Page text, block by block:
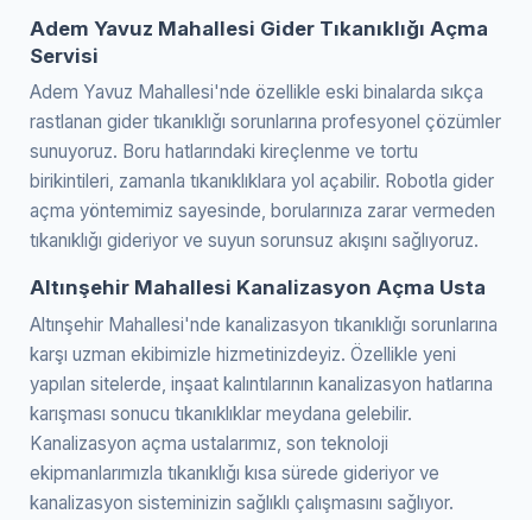
Adem Yavuz Mahallesi Gider Tıkanıklığı Açma
Servisi
Adem Yavuz Mahallesi'nde özellikle eski binalarda sıkça
rastlanan gider tıkanıklığı sorunlarına profesyonel çözümler
sunuyoruz. Boru hatlarındaki kireçlenme ve tortu
birikintileri, zamanla tıkanıklıklara yol açabilir. Robotla gider
açma yöntemimiz sayesinde, borularınıza zarar vermeden
tıkanıklığı gideriyor ve suyun sorunsuz akışını sağlıyoruz.
Altınşehir Mahallesi Kanalizasyon Açma Usta
Altınşehir Mahallesi'nde kanalizasyon tıkanıklığı sorunlarına
karşı uzman ekibimizle hizmetinizdeyiz. Özellikle yeni
yapılan sitelerde, inşaat kalıntılarının kanalizasyon hatlarına
karışması sonucu tıkanıklıklar meydana gelebilir.
Kanalizasyon açma ustalarımız, son teknoloji
ekipmanlarımızla tıkanıklığı kısa sürede gideriyor ve
kanalizasyon sisteminizin sağlıklı çalışmasını sağlıyor.